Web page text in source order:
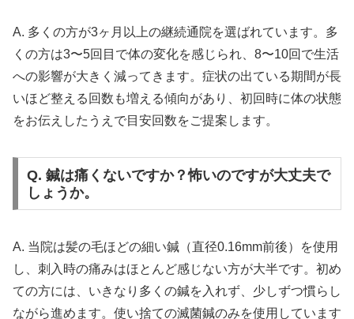
A. 多くの方が3ヶ月以上の継続通院を選ばれています。多
くの方は3〜5回目で体の変化を感じられ、8〜10回で生活
への影響が大きく減ってきます。症状の出ている期間が長
いほど整える回数も増える傾向があり、初回時に体の状態
をお伝えしたうえで目安回数をご提案します。
Q. 鍼は痛くないですか？怖いのですが大丈夫で
しょうか。
A. 当院は髪の毛ほどの細い鍼（直径0.16mm前後）を使用
し、刺入時の痛みはほとんど感じない方が大半です。初め
ての方には、いきなり多くの鍼を入れず、少しずつ慣らし
ながら進めます。使い捨ての滅菌鍼のみを使用しています